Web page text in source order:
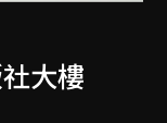
大樓